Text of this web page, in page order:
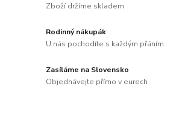
Zboží držíme skladem
Rodinný nákupák
U nás pochodíte s každým přáním
Zasíláme na Slovensko
Objednávejte přímo v eurech